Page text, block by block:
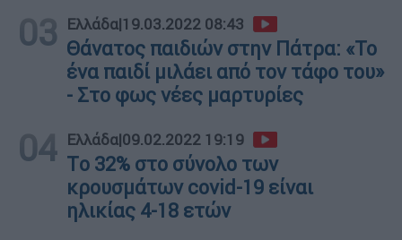
03 Ελλάδα|19.03.2022 08:43
Θάνατος παιδιών στην Πάτρα: «Το
ένα παιδί μιλάει από τον τάφο του»
- Στο φως νέες μαρτυρίες
04 Ελλάδα|09.02.2022 19:19
Tο 32% στο σύνολο των
κρουσμάτων covid-19 είναι
ηλικίας 4-18 ετών